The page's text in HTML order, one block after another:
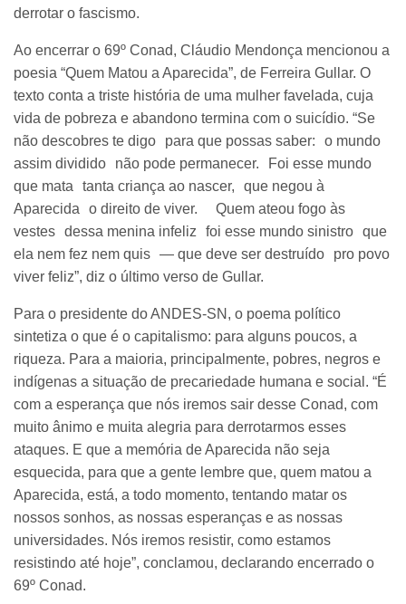
derrotar o fascismo.
Ao encerrar o 69º Conad, Cláudio Mendonça mencionou a
poesia “Quem Matou a Aparecida”, de Ferreira Gullar. O
texto conta a triste história de uma mulher favelada, cuja
vida de pobreza e abandono termina com o suicídio. “Se
não descobres te digo para que possas saber: o mundo
assim dividido não pode permanecer. Foi esse mundo
que mata tanta criança ao nascer, que negou à
Aparecida o direito de viver. Quem ateou fogo às
vestes dessa menina infeliz foi esse mundo sinistro que
ela nem fez nem quis — que deve ser destruído pro povo
viver feliz”, diz o último verso de Gullar.
Para o presidente do ANDES-SN, o poema político
sintetiza o que é o capitalismo: para alguns poucos, a
riqueza. Para a maioria, principalmente, pobres, negros e
indígenas a situação de precariedade humana e social. “É
com a esperança que nós iremos sair desse Conad, com
muito ânimo e muita alegria para derrotarmos esses
ataques. E que a memória de Aparecida não seja
esquecida, para que a gente lembre que, quem matou a
Aparecida, está, a todo momento, tentando matar os
nossos sonhos, as nossas esperanças e as nossas
universidades. Nós iremos resistir, como estamos
resistindo até hoje”, conclamou, declarando encerrado o
69º Conad.